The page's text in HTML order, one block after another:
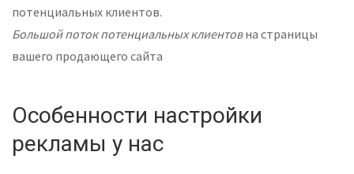
потенциальных клиентов.
Большой поток потенциальных клиентовна страницы
вашего продающего сайта
Особенности настройки
рекламы у нас